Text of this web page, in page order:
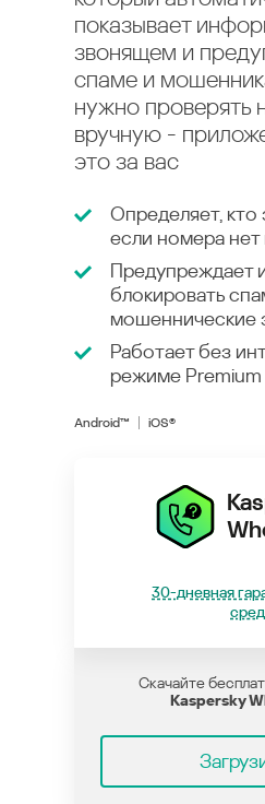
показывает
звонящем и
спаме и
нужно проверять
вручную -
это за вас
Определяет, кто
если номера нет
Предупреждает
блокировать
мошеннические
Работает без
режиме Premium
Android™ iOS®
30-дневная
Скачайте
Kaspersky